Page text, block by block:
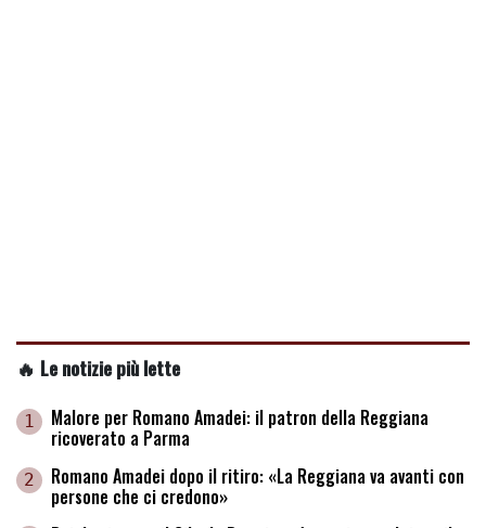
🔥 Le notizie più lette
1 Malore per Romano Amadei: il patron della Reggiana
ricoverato a Parma
2 Romano Amadei dopo il ritiro: «La Reggiana va avanti con
persone che ci credono»